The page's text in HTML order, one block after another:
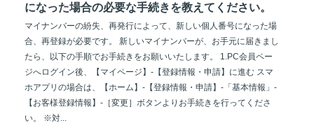
になった場合の必要な手続きを教えてください。
マイナンバーの紛失、再発行によって、新しい個人番号になった場
合、再登録が必要です。 新しいマイナンバーが、お手元に届きまし
たら、以下の手順でお手続きをお願いいたします。 1.PC会員ペー
ジへログイン後、【マイページ】-【登録情報・申請】に進む スマ
ホアプリの場合は、【ホーム】-【登録情報・申請】-「基本情報」-
【お客様登録情報】-［変更］ボタンよりお手続きを行ってくださ
い。 ※対...